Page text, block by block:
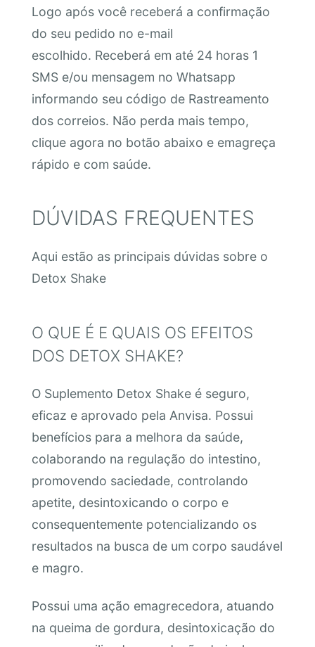
Logo após você receberá a confirmação
do seu pedido no e-mail
escolhido. Receberá em até 24 horas 1
SMS e/ou mensagem no Whatsapp
informando seu código de Rastreamento
dos correios. Não perda mais tempo,
clique agora no botão abaixo e emagreça
rápido e com saúde.
DÚVIDAS FREQUENTES
Aqui estão as principais dúvidas sobre o
Detox Shake
O QUE É E QUAIS OS EFEITOS
DOS DETOX SHAKE?
O Suplemento Detox Shake é seguro,
eficaz e aprovado pela Anvisa. Possui
benefícios para a melhora da saúde,
colaborando na regulação do intestino,
promovendo saciedade, controlando
apetite, desintoxicando o corpo e
consequentemente potencializando os
resultados na busca de um corpo saudável
e magro.
Possui uma ação emagrecedora, atuando
na queima de gordura, desintoxicação do